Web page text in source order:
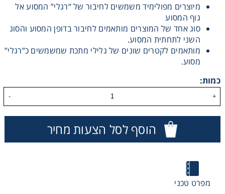
מיוצרים מפולימיד משמשים לחיבור של “רגלי” המסוע אל
גוף המסוע
סוג אחד של המוצרים מותאמים לחיבור בדופן המסוע והסוג
השני לתחתית המסוע.
מותאמים לקטרים שונים של גלילי מתכת שמשמשים כ”רגלי”
מסוע.
כמות:
+
-
הוסף לסל הצעות מחיר
מפרט טכני